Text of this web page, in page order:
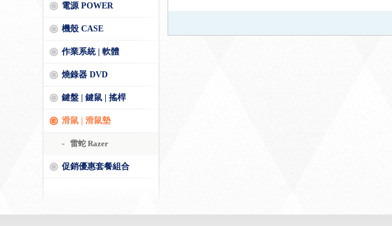
電源 POWER
機殼 CASE
作業系統 | 軟體
燒錄器 DVD
鍵盤 | 鍵鼠 | 搖桿
滑鼠 | 滑鼠墊
雷蛇 Razer
促銷優惠套餐組合